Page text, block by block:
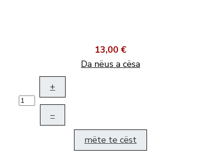
13,00 €
Da nëus a cësa
+
–
mëte te cëst